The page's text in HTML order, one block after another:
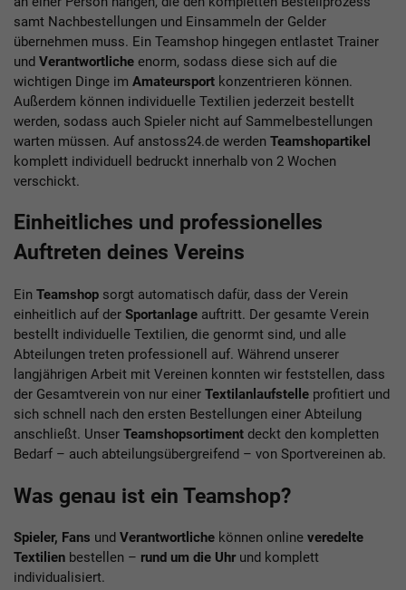
samt Nachbestellungen und Einsammeln der Gelder
übernehmen muss. Ein Teamshop hingegen entlastet Trainer
und Verantwortliche enorm, sodass diese sich auf die
wichtigen Dinge im Amateursport konzentrieren können.
Außerdem können individuelle Textilien jederzeit bestellt
werden, sodass auch Spieler nicht auf Sammelbestellungen
warten müssen. Auf anstoss24.de werden Teamshopartikel
komplett individuell bedruckt innerhalb von 2 Wochen
verschickt.
Einheitliches und professionelles
Auftreten deines Vereins
Ein Teamshop sorgt automatisch dafür, dass der Verein
einheitlich auf der Sportanlage auftritt. Der gesamte Verein
bestellt individuelle Textilien, die genormt sind, und alle
Abteilungen treten professionell auf. Während unserer
langjährigen Arbeit mit Vereinen konnten wir feststellen, dass
der Gesamtverein von nur einer Textilanlaufstelle profitiert und
sich schnell nach den ersten Bestellungen einer Abteilung
anschließt. Unser Teamshopsortiment deckt den kompletten
Bedarf – auch abteilungsübergreifend – von Sportvereinen ab.
Was genau ist ein Teamshop?
Spieler, Fans und Verantwortliche können online veredelte
Textilien bestellen – rund um die Uhrund komplett
individualisiert.